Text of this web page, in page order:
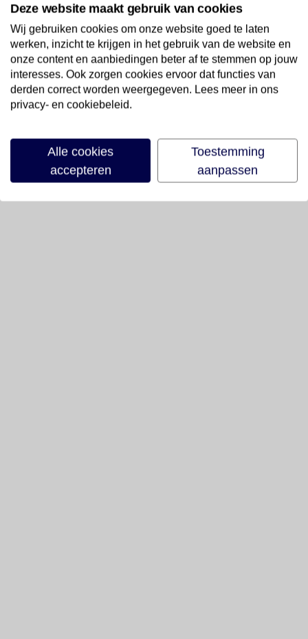
Deze website maakt gebruik van cookies
Wij gebruiken cookies om onze website goed te laten
werken, inzicht te krijgen in het gebruik van de website en
onze content en aanbiedingen beter af te stemmen op jouw
interesses. Ook zorgen cookies ervoor dat functies van
derden correct worden weergegeven. Lees meer in ons
privacy- en cookiebeleid.
Alle cookies
accepteren
Toestemming
aanpassen